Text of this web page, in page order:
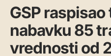
GSP
nabavku 85
vrednosti od